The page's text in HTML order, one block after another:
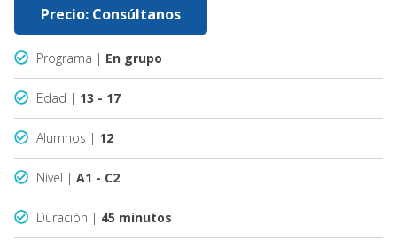
Precio: Consúltanos
Programa | En grupo
Edad | 13 - 17
Alumnos | 12
Nivel | A1 - C2
Duración | 45 minutos